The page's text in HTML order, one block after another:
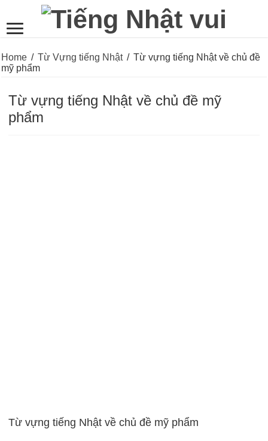
Home / Từ Vựng tiếng Nhật / Từ vựng tiếng Nhật về chủ đề
mỹ phẩm
Từ vựng tiếng Nhật về chủ đề mỹ
phẩm
Từ vựng tiếng Nhật về chủ đề mỹ phẩm